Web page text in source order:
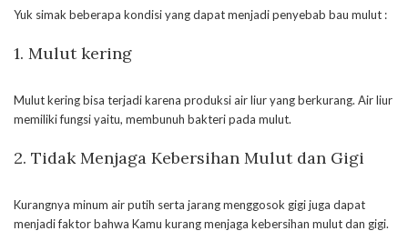
Yuk simak beberapa kondisi yang dapat menjadi penyebab bau mulut :
1. Mulut kering
Mulut kering bisa terjadi karena produksi air liur yang berkurang. Air liur
memiliki fungsi yaitu, membunuh bakteri pada mulut.
2. Tidak Menjaga Kebersihan Mulut dan Gigi
Kurangnya minum air putih serta jarang menggosok gigi juga dapat
menjadi faktor bahwa Kamu kurang menjaga kebersihan mulut dan gigi.